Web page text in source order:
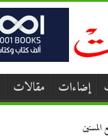
إضاءات مقالات